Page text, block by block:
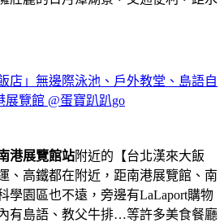
店」無邊際泳池、戶外教堂、島語自
展覽館 @蛋寶趴趴go
港展覽館站附近的【台北漢來大飯
、高鐵都在附近，距南港展覽館、南
學園區也不遠，旁邊有LaLaport購物
有島語、教父牛排…等許多美食餐廳